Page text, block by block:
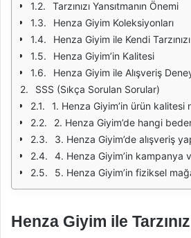
Tarzınızı Yansıtmanın Önemi
Henza Giyim Koleksiyonları
Henza Giyim ile Kendi
Henza Giyim’in Kalitesi
Henza Giyim ile Alışveriş
SSS (Sıkça Sorulan Sorular)
1. Henza Giyim’in ürün kalitesi
2. Henza Giyim’de hangi beden
3. Henza Giyim’de alışveriş yaparken
4. Henza Giyim’in kampanya ve indirimleri
5. Henza Giyim’in fiziksel
Henza Giyim ile